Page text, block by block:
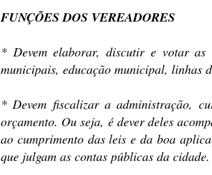
FUNÇÕES DOS VEREADORES
* Devem elaborar, discutir e votar as
municipais, educação municipal, linhas
* Devem fiscalizar a administração,
orçamento. Ou seja, é dever deles
ao cumprimento das leis e da boa
que julgam as contas públicas da cidade.